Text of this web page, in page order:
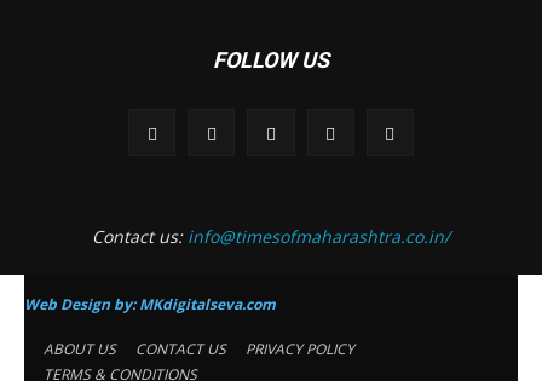
FOLLOW US
Contact us: info@timesofmaharashtra.co.in/
Web Design by:MKdigitalseva.com
ABOUT US CONTACT US
PRIVACY POLICY
TERMS & CONDITIONS